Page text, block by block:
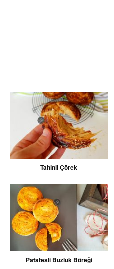
Tahinli Çörek
Patatesli Buzluk Böreği